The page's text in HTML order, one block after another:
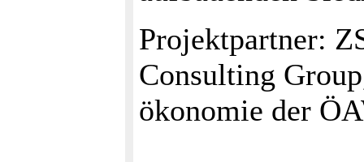
Projektpartner:
Consulting
ökonomie der